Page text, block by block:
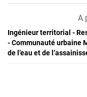
A
Ingénieur territorial -
- Communauté urbaine
de l’eau et de